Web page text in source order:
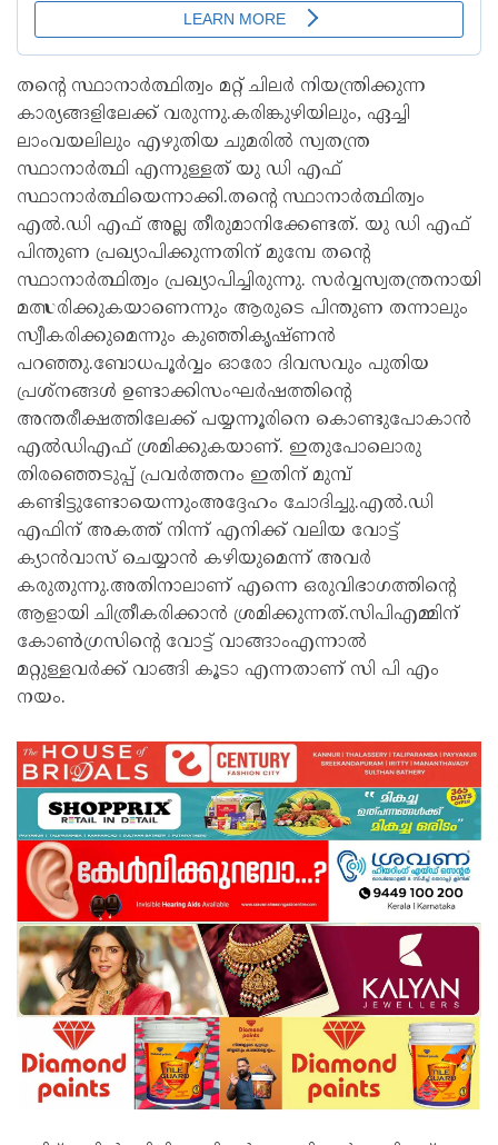
തൻ്റെ സ്ഥാനാർത്ഥിത്വം മറ്റ് ചിലർ നിയന്ത്രിക്കുന്ന
കാര്യങ്ങളിലേക്ക് വരുന്നു.കരിങ്കുഴിയിലും, ഏച്ചി
ലാംവയലിലും എഴുതിയ ചുമരിൽ സ്വതന്ത്ര
സ്ഥാനാർത്ഥി എന്നുള്ളത് യു ഡി എഫ്
സ്ഥാനാർത്ഥിയെന്നാക്കി.തൻ്റെ സ്ഥാനാർത്ഥിത്വം
എൽ.ഡി എഫ് അല്ല തീരുമാനിക്കേണ്ടത്. യു ഡി എഫ്
പിന്തുണ പ്രഖ്യാപിക്കുന്നതിന് മുമ്പേ തൻ്റെ
സ്ഥാനാർത്ഥിത്വം പ്രഖ്യാപിച്ചിരുന്നു. സർവ്വസ്വതന്ത്രനായി
മത്സരിക്കുകയാണെന്നും ആരുടെ പിന്തുണ തന്നാലും
സ്വീകരിക്കുമെന്നും കുഞ്ഞികൃഷ്ണൻ
പറഞ്ഞു.ബോധപൂർവ്വം ഓരോ ദിവസവും പുതിയ
പ്രശ്നങ്ങൾ ഉണ്ടാക്കിസംഘർഷത്തിൻ്റെ
അന്തരീക്ഷത്തിലേക്ക് പയ്യന്നൂരിനെ കൊണ്ടുപോകാൻ
എൽഡിഎഫ് ശ്രമിക്കുകയാണ്. ഇതുപോലൊരു
തിരഞ്ഞെടുപ്പ് പ്രവർത്തനം ഇതിന് മുമ്പ്
കണ്ടിട്ടുണ്ടോയെന്നുംഅദ്ദേഹം ചോദിച്ചു.എൽ.ഡി
എഫിന് അകത്ത് നിന്ന് എനിക്ക് വലിയ വോട്ട്
ക്യാൻവാസ് ചെയ്യാൻ കഴിയുമെന്ന് അവർ
കരുതുന്നു.അതിനാലാണ് എന്നെ ഒരുവിഭാഗത്തിൻ്റെ
ആളായി ചിത്രീകരിക്കാൻ ശ്രമിക്കുന്നത്.സിപിഎമ്മിന്
കോൺഗ്രസിൻ്റെ വോട്ട് വാങ്ങാംഎന്നാൽ
മറ്റുള്ളവർക്ക് വാങ്ങി കൂടാ എന്നതാണ് സി പി എം
നയം.